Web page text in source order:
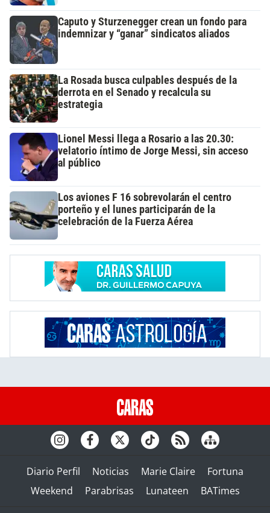
Caputo y Sturzenegger crean un fondo para
indemnizar y “ganar” sindicatos aliados
La Rosada busca culpables después de la
derrota en el Senado y recalcula su
estrategia
Lionel Messi llega a Rosario a las 20.30:
velatorio íntimo de Jorge Messi, sin acceso
al público
Los aviones F 16 sobrevolarán el centro
porteño y el lunes participarán de la
celebración de la Fuerza Aérea
Diario Perfil Noticias Marie Claire
Fortuna
Weekend
Parabrisas Lunateen BATimes